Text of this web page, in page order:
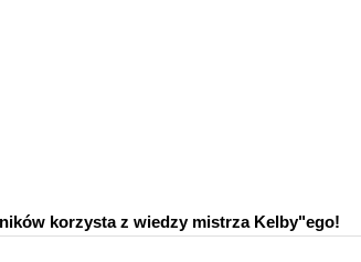
korzysta z wiedzy mistrza Kelby"ego!